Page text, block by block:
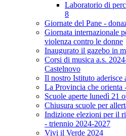
Laboratorio di
8
Giornate del Pane -
Giornata internazionale
violenza contro le donne
Inaugurato il gazebo in
Corsi di musica a.s.
Castelnovo
Il nostro Istituto aderisce
La Provincia che orienta
Scuole aperte lunedì 21
Chiusura scuole per
Indizione elezioni per il
- triennio 2024-2027
Vivi il Verde 2024